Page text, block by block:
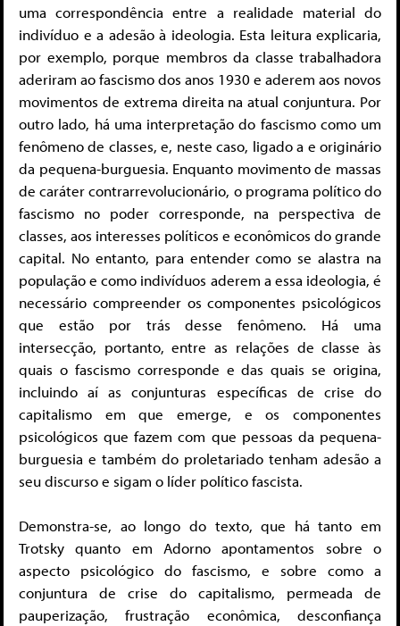
uma correspondência entre a realidade material do
indivíduo e a adesão à ideologia. Esta leitura explicaria,
por exemplo, porque membros da classe trabalhadora
aderiram ao fascismo dos anos 1930 e aderem aos novos
movimentos de extrema direita na atual conjuntura. Por
outro lado, há uma interpretação do fascismo como um
fenômeno de classes, e, neste caso, ligado a e originário
da pequena-burguesia. Enquanto movimento de massas
de caráter contrarrevolucionário, o programa político do
fascismo no poder corresponde, na perspectiva de
classes, aos interesses políticos e econômicos do grande
capital. No entanto, para entender como se alastra na
população e como indivíduos aderem a essa ideologia, é
necessário compreender os componentes psicológicos
que estão por trás desse fenômeno. Há uma
intersecção, portanto, entre as relações de classe às
quais o fascismo corresponde e das quais se origina,
incluindo aí as conjunturas específicas de crise do
capitalismo em que emerge, e os componentes
psicológicos que fazem com que pessoas da pequena-
burguesia e também do proletariado tenham adesão a
seu discurso e sigam o líder político fascista.
Demonstra-se, ao longo do texto, que há tanto em
Trotsky quanto em Adorno apontamentos sobre o
aspecto psicológico do fascismo, e sobre como a
conjuntura de crise do capitalismo, permeada de
pauperização, frustração econômica, desconfiança